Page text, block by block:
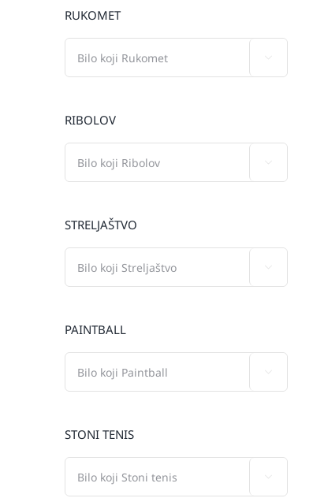
RUKOMET
RIBOLOV
STRELJAŠTVO
PAINTBALL
STONI TENIS